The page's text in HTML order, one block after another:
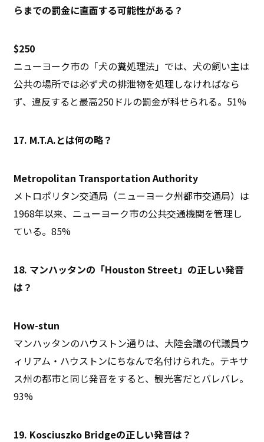
らまでの罰金に直面する可能性がある？
$250
ニューヨーク市の「犬の糞処理法」では、犬の飼い主は
公共の場所では必ず犬の排泄物を処理しなければなら
ず、違反すると最高250ドルの罰金が科せられる。51%
17. M.T.A.とは何の略？
Metropolitan Transportation Authority
メトロポリタン交通局（ニューヨーク州都市交通局）は
1968年以来、ニューヨーク市の公共交通機関を管理し
ている。85%
18. マンハッタンの「Houston Street」の正しい発音
は？
How-stun
マンハッタンのハウストン通りは、大陸会議の代議員ウ
ィリアム・ハウストンにちなんで名付けられた。テキサ
ス州の都市と同じ発音をすると、観光客だとバレバレ。
93%
19. Kosciuszko Bridgeの正しい発音は？